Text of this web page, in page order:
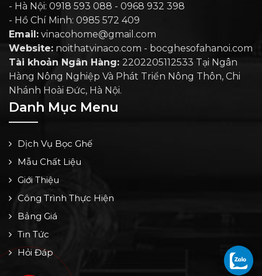
- Hà Nội: 0918 593 088 - 0968 932 398
- Hồ Chí Minh: 0985 572 409
Email: vinacohome@gmail.com
Website: noithatvinaco.com - bocghesofahanoi.com
Tài khoản Ngân Hàng: 2202205112533 Tại Ngân
Hàng Nông Nghiệp Và Phát Triển Nông Thôn, Chi
Nhánh Hoài Đức, Hà Nội.
Danh Mục Menu
Dịch Vụ Bọc Ghế
Mẫu Chất Liệu
Giới Thiệu
Công Trình Thực Hiện
Bảng Giá
Tin Tức
Hỏi Đáp